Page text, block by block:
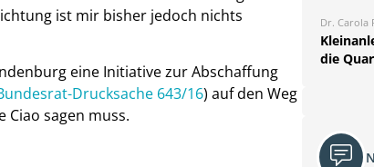
ist mir bisher jedoch nichts
eine Initiative zur Abschaffung
Drucksache 643/16) auf den Weg
Ciao sagen muss.
Dr. Carola
die